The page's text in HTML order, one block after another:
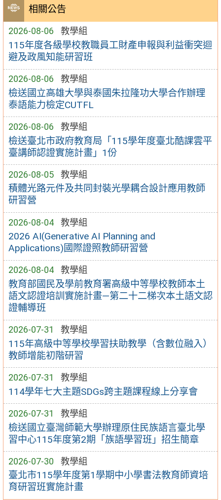
相關公告
2026-08-06 教學組
115年度各級學校教職員工財產申報與利益衝突迴
避及政風知能研習班
2026-08-06 教學組
檢送國立高雄大學與泰國朱拉隆功大學合作辦理
泰語能力檢定CUTFL
2026-08-06 教學組
檢送臺北市政府教育局「115學年度臺北酷課雲平
臺講師認證實施計畫」1份
2026-08-05 教學組
積體光路元件及共同封裝光學耦合設計應用教師
研習營
2026-08-04 教學組
2026 AI(Generative AI Planning and
Applications)國際證照教師研習營
2026-08-04 教學組
教育部國民及學前教育署高級中等學校教師本土
語文認證培訓實施計畫—第二十二梯次本土語文認
證輔導班
2026-07-31 教學組
115年高級中等學校學習扶助教學（含數位融入）
教師增能初階研習
2026-07-31 教學組
114學年七大主題SDGs跨主題課程線上分享會
2026-07-31 教學組
檢送國立臺灣師範大學辦理原住民族語言臺北學
習中心115年度第2期「族語學習班」招生簡章
2026-07-30 教學組
臺北市115學年度第1學期中小學書法教育師資培
育研習班實施計畫